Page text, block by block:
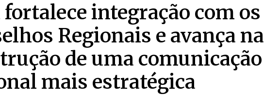
fortalece integração com os
Regionais e avança na
de uma comunicação
mais estratégica